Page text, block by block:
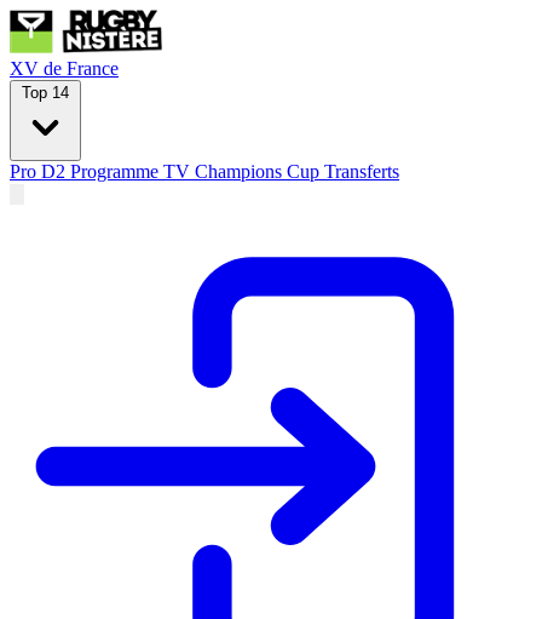
XV de France
Top 14
Pro D2 Programme TV Champions Cup Transferts